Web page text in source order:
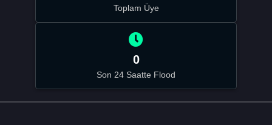
Toplam Üye
0
Son 24 Saatte Flood